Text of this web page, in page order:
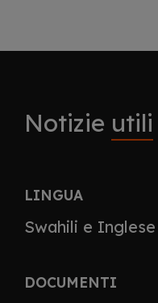
Notizie utili
LINGUA
Swahili e Inglese
DOCUMENTI